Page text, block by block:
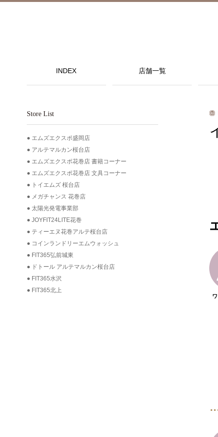
INDEX 店舗一覧
Store List
エムズエクスポ盛岡店
アルテマルカン桜台店
エムズエクスポ花巻店 書籍コーナー
エムズエクスポ花巻店 文具コーナー
トイエムズ 桜台店
メガチャンス 花巻店
太陽光発電事業部
JOYFIT24LITE花巻
ティーエヌ花巻アルテ桜台店
コインランドリーエムウォッシュ
FIT365弘前城東
ドトール アルテマルカン桜台店
FIT365水沢
FIT365北上